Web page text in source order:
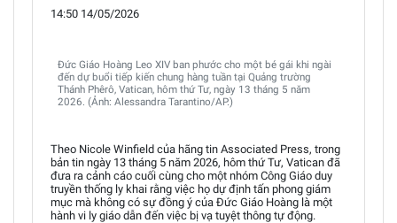
14:50 14/05/2026
Đức Giáo Hoàng Leo XIV ban phước cho một bé gái khi ngài
đến dự buổi tiếp kiến chung hàng tuần tại Quảng trường
Thánh Phêrô, Vatican, hôm thứ Tư, ngày 13 tháng 5 năm
2026. (Ảnh: Alessandra Tarantino/AP.)
Theo Nicole Winfield của hãng tin Associated Press, trong
bản tin ngày 13 tháng 5 năm 2026, hôm thứ Tư, Vatican đã
đưa ra cảnh cáo cuối cùng cho một nhóm Công Giáo duy
truyền thống ly khai rằng việc họ dự định tấn phong giám
mục mà không có sự đồng ý của Đức Giáo Hoàng là một
hành vi ly giáo dẫn đến việc bị vạ tuyệt thông tự động.